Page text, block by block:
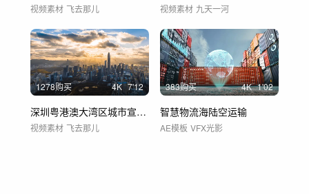
视频素材 飞去那儿 视频素材 九天一河
1278购买 4K 7'12
深圳粤港澳大湾区城市宣传片
视频素材 飞去那儿
383购买 4K 1'02
智慧物流海陆空运输
AE模板 VFX光影